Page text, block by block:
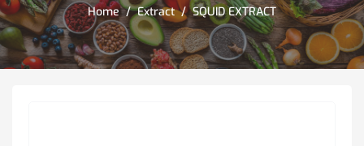
Home / Extract / SQUID EXTRACT